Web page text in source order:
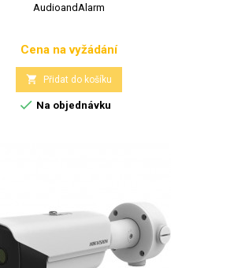
AudioandAlarm
Cena
Cena na vyžádání
 Přidat do košíku
 Na objednávku